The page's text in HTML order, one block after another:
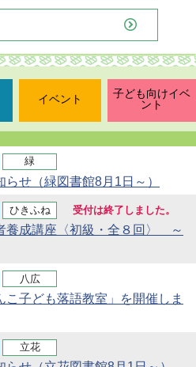
イベント
子ども向けイベ
ント
緑
らせ（緑図書館8月1日～）
ひきふね 受付は終了しました。
養成講座〈初級・全８回〉 ～
八広
こ子ども落語教室」を開催しま
立花